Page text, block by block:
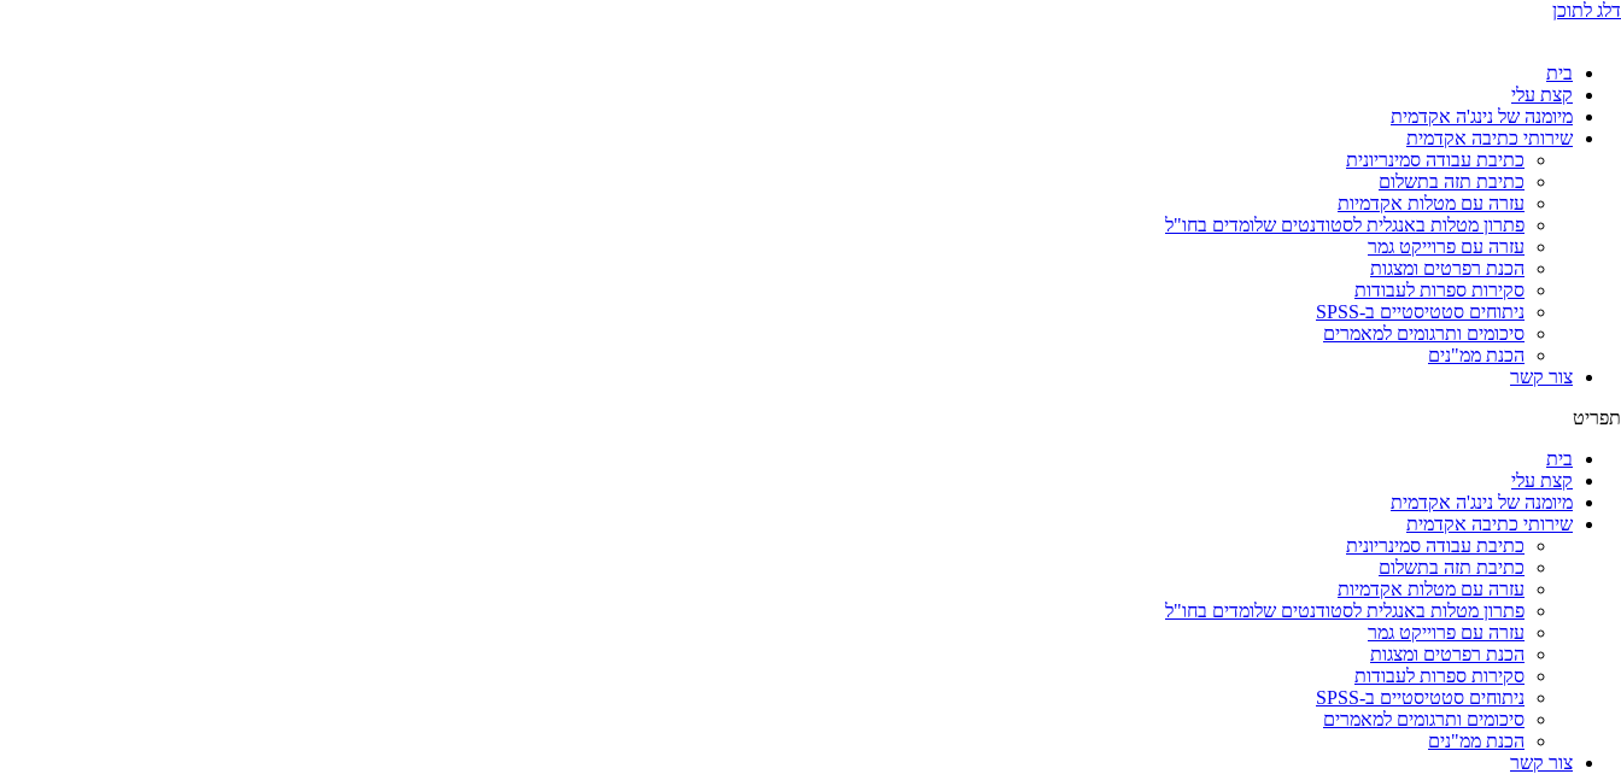
דלג לתוכן
בית
קצת עלי
מיומנה של נינג'ה אקדמית
שירותי כתיבה אקדמית
כתיבת עבודה סמינריונית
כתיבת תזה בתשלום
עזרה עם מטלות אקדמיות
פתרון מטלות באנגלית לסטודנטים שלומדים בחו"ל
עזרה עם פרוייקט גמר
הכנת רפרטים ומצגות
סקירות ספרות לעבודות
ניתוחים סטטיסטיים ב-SPSS
סיכומים ותרגומים למאמרים
הכנת ממ"נים
צור קשר
תפריט
בית
קצת עלי
מיומנה של נינג'ה אקדמית
שירותי כתיבה אקדמית
כתיבת עבודה סמינריונית
כתיבת תזה בתשלום
עזרה עם מטלות אקדמיות
פתרון מטלות באנגלית לסטודנטים שלומדים בחו"ל
עזרה עם פרוייקט גמר
הכנת רפרטים ומצגות
סקירות ספרות לעבודות
ניתוחים סטטיסטיים ב-SPSS
סיכומים ותרגומים למאמרים
הכנת ממ"נים
צור קשר